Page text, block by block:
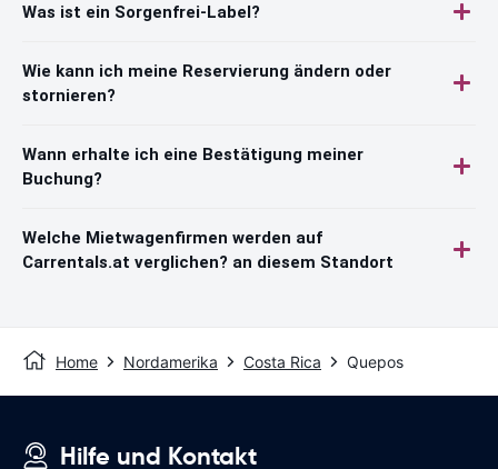
Was ist ein Sorgenfrei-Label?
Wie kann ich meine Reservierung ändern oder
stornieren?
Wann erhalte ich eine Bestätigung meiner
Buchung?
Welche Mietwagenfirmen werden auf
Carrentals.at verglichen? an diesem Standort
Home Nordamerika Costa Rica Quepos
Hilfe und Kontakt